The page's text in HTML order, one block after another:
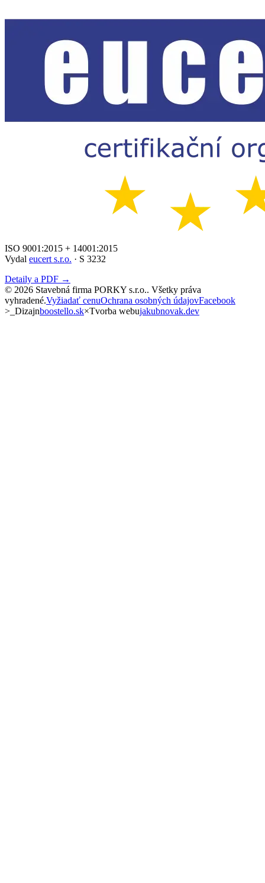
ISO 9001:2015 + 14001:2015
Vydal eucert s.r.o. · S 3232
Detaily a PDF →
© 2026 Stavebná firma PORKY s.r.o.. Všetky práva
vyhradené.Vyžiadať cenuOchrana osobných údajovFacebook
>_ Dizajnboostello.sk×Tvorba webujakubnovak.dev